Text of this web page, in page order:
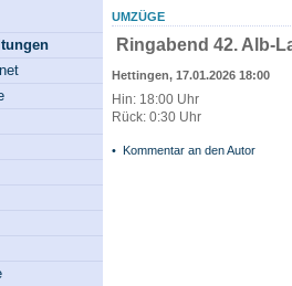
UMZÜGE
Ringabend 42. Alb-
Hettingen, 17.01.2026 18:00
Hin: 18:00 Uhr
Rück: 0:30 Uhr
• Kommentar an den Autor